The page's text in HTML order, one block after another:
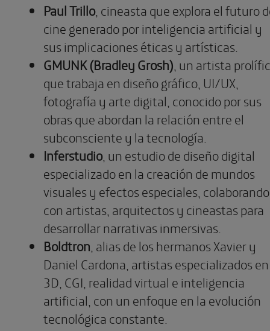
Paul Trillo, cineasta que explora el futuro
cine generado por inteligencia artificial y
sus implicaciones éticas y artísticas.
GMUNK (Bradley Grosh) , un artista
que trabaja en diseño gráfico, UI/UX,
fotografía y arte digital, conocido por sus
obras que abordan la relación entre el
subconsciente y la tecnología.
Inferstudio, un estudio de diseño digital
especializado en la creación de mundos
visuales y efectos especiales, colaborando
con artistas, arquitectos y cineastas para
desarrollar narrativas inmersivas.
Boldtron , alias de los hermanos Xavier y
Daniel Cardona, artistas especializados en
3D, CGI, realidad virtual e inteligencia
artificial, con un enfoque en la evolución
tecnológica constante.